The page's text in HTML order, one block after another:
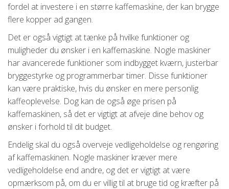
fordel at investere i en større kaffemaskine, der kan brygge
flere kopper ad gangen.
Det er også vigtigt at tænke på hvilke funktioner og
muligheder du ønsker i en kaffemaskine. Nogle maskiner
har avancerede funktioner som indbygget kværn, justerbar
bryggestyrke og programmerbar timer. Disse funktioner
kan være praktiske, hvis du ønsker en mere personlig
kaffeoplevelse. Dog kan de også øge prisen på
kaffemaskinen, så det er vigtigt at afveje dine behov og
ønsker i forhold til dit budget.
Endelig skal du også overveje vedligeholdelse og rengøring
af kaffemaskinen. Nogle maskiner kræver mere
vedligeholdelse end andre, og det er vigtigt at være
opmærksom på, om du er villig til at bruge tid og kræfter på